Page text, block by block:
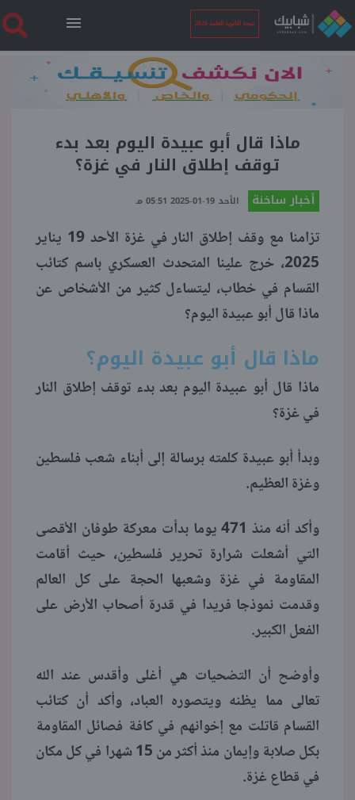
نتيجة الثانوية العامة 2026
الرئيسية
نتيجة الثانوية العامة 2026
فنجان قهوة
بوابة الطلبة
منوعات
ماذا قال أبو عبيدة اليوم بعد بدء
توقف إطلاق النار في غزة؟
أخبار ساخنة الأحد 19-01-2025 05:51 مـ
تزامنا مع وقف إطلاق النار في غزة الأحد 19 يناير
2025، خرج علينا المتحدث العسكري باسم كتائب
القسام في خطاب، ليتساءل كثير من الأشخاص عن
ماذا قال أبو عبيدة اليوم؟
ماذا قال أبو عبيدة اليوم؟
ماذا قال أبو عبيدة اليوم بعد بدء توقف إطلاق النار
في غزة؟
وبدأ أبو عبيدة كلمته برسالة إلى أبناء شعب فلسطين
وغزة العظيم.
وأكد أنه منذ 471 يوما بدأت معركة طوفان الأقصى
التي أشعلت شرارة تحرير فلسطين، حيث أقامت
المقاومة في غزة وشعبها الحجة على كل العالم
وقدمت نموذجا فريدا في قدرة أصحاب الأرض على
الفعل الكبير.
وأوضح أن التضحيات هي أغلى وأقدس عند الله
تعالى مما يظنه ويتصوره العباد، وأكد أن كتائب
القسام قاتلت مع إخوانهم في كافة فصائل المقاومة
بكل صلابة وإيمان منذ أكثر من 15 شهرا في كل مكان
في قطاع غزة.